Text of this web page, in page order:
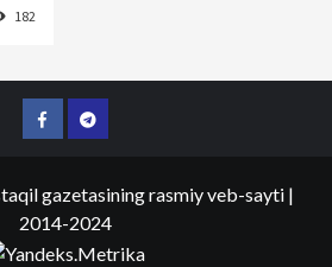
182
FacebookTelegram
gazetasining rasmiy veb-sayti |
2014-2024